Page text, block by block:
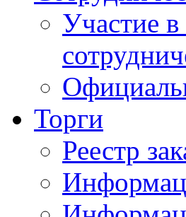
Участие
Торги
Реестр